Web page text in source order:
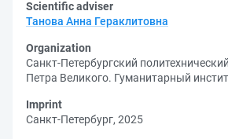
Scientific adviser
Танова Анна Гераклитовна
Organization
Санкт-Петербургский
Петра Великого. Гуманитарный
Imprint
Санкт-Петербург, 2025